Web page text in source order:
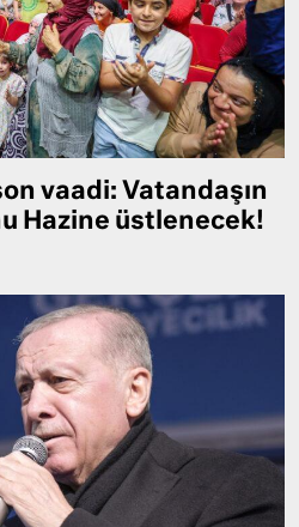
vaadi: Vatandaşın
Hazine üstlenecek!